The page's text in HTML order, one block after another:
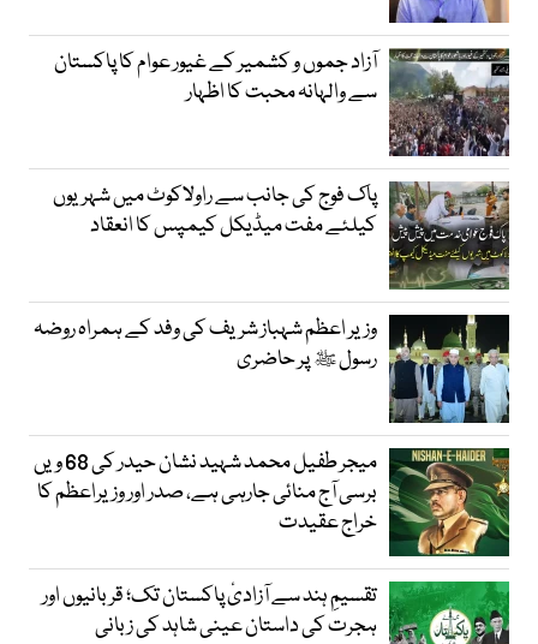
آزاد جموں و کشمیر کے غیور عوام کا پاکستان
سے والہانہ محبت کا اظہار
پاک فوج کی جانب سے راولاکوٹ میں شہریوں
کیلئے مفت میڈیکل کیمپس کا انعقاد
وزیر اعظم شہباز شریف کی وفد کے ہمراہ روضہ
رسول ﷺ پر حاضری
میجر طفیل محمد شہید نشان حیدر کی 68 ویں
برسی آج منائی جارہی ہے، صدر اور وزیراعظم کا
خراج عقیدت
تقسیمِ ہند سے آزادیٔ پاکستان تک؛ قربانیوں اور
ہجرت کی داستان عینی شاہد کی زبانی